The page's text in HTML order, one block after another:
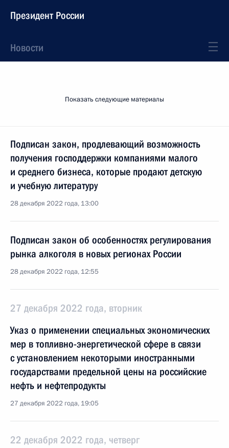
Президент России
Новости
Показать следующие материалы
Подписан закон, продлевающий возможность
получения господдержки компаниями малого
и среднего бизнеса, которые продают детскую
и учебную литературу
28 декабря 2022 года, 13:00
Подписан закон об особенностях регулирования
рынка алкоголя в новых регионах России
28 декабря 2022 года, 12:55
27 декабря 2022 года, вторник
Указ о применении специальных экономических
мер в топливно-энергетической сфере в связи
с установлением некоторыми иностранными
государствами предельной цены на российские
нефть и нефтепродукты
27 декабря 2022 года, 19:05
22 декабря 2022 года, четверг